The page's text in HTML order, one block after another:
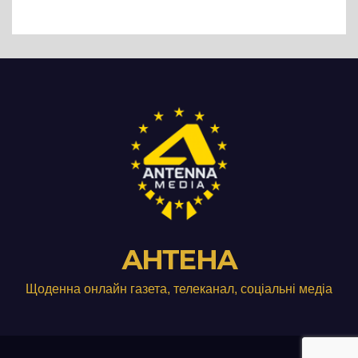
АНТЕНА
Щоденна онлайн газета, телеканал, соціальні медіа